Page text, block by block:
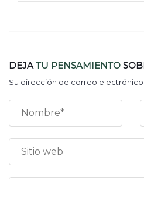
DEJATU PENSAMIENTO
Su dirección de correo electrónico